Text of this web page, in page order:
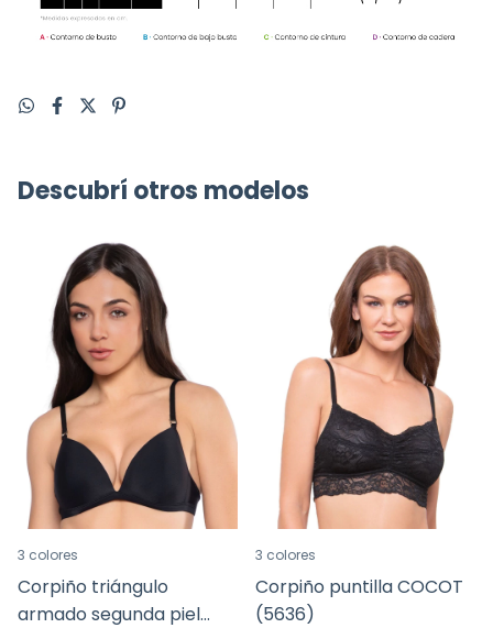
Descubrí otros modelos
Corpiño triángulo
armado segunda piel
3 colores
Corpiño puntilla COCOT
(5636)
3 colores